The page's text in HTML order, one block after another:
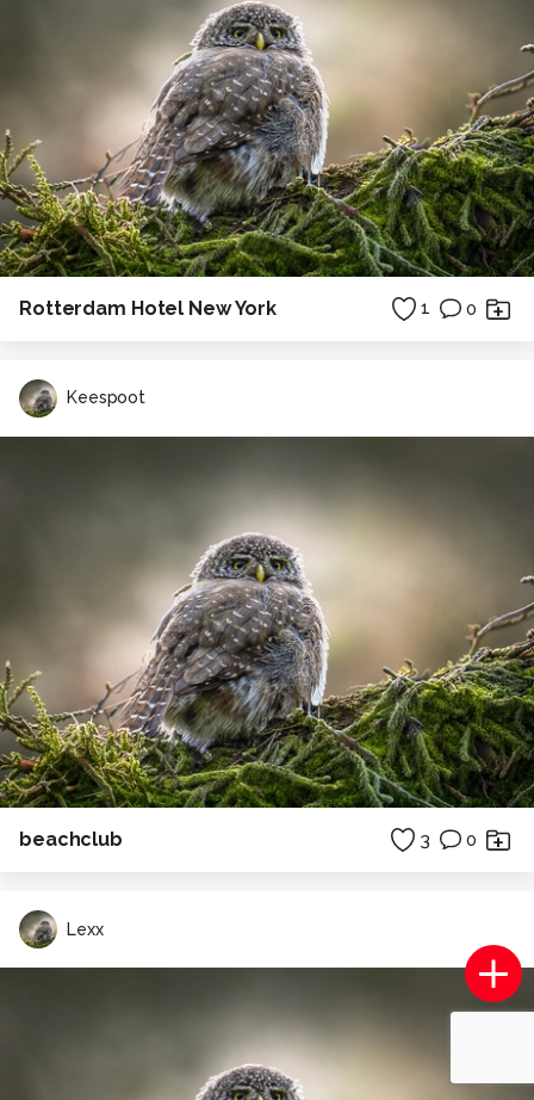
Rotterdam Hotel New York 1 0
Keespoot
beachclub 3 0
Lexx